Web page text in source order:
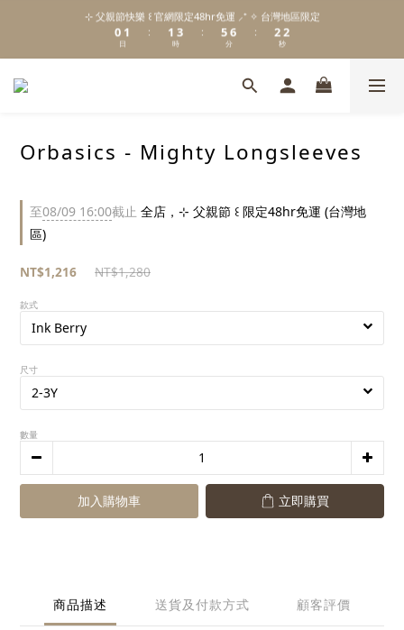
\ Welcome to 𝙻𝚒𝚝𝚝𝚕𝚎 𝙼𝚒𝚕𝚔𝚢 𝚆𝚊𝚢  ✨ For the Little Ones. /
⊹ 父親節快樂 ꒰ 官網限定48hr免運 ⸝⁺ ✧ 台灣地區限定
1
0
2
1
0
日
:
2
1
0
4
3
2
時
:
6
5
4
7
6
5
分
:
3
2
1
3
2
1
秒
新註冊會員贈 $𝟷𝟶𝟶 購物金✨新客首單輸碼「𝙽𝙴𝚆𝟸𝟶𝟸𝟼」享 𝟿 折優惠
\ Welcome to 𝙻𝚒𝚝𝚝𝚕𝚎 𝙼𝚒𝚕𝚔𝚢 𝚆𝚊𝚢  ✨ For the Little Ones. /
Orbasics - Mighty Longsleeves
至08/09 16:00截止 全店，⊹ 父親節 ꒰ 限定48hr免運 (台灣地
區)
NT$1,280
NT$1,216
款式
尺寸
數量
加入購物車 立即購買
商品描述 送貨及付款方式 顧客評價